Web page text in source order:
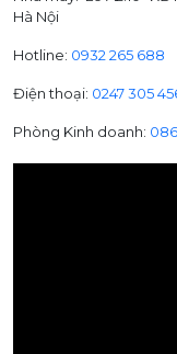
Hà Nội
Hotline: 0932 265 688
Điện thoại: 0247 305
Phòng Kinh doanh: